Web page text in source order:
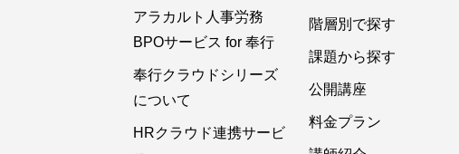
アラカルト人事労務
BPOサービス for 奉行
奉行クラウドシリーズ
について
HRクラウド連携サービ
階層別で探す
課題から探す
公開講座
料金プラン